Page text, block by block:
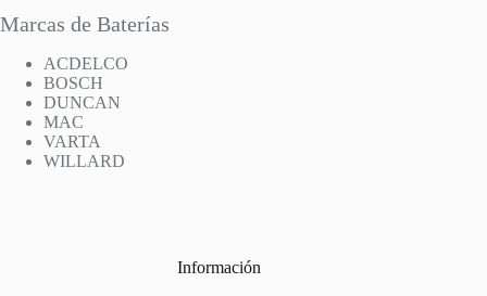
Marcas de Baterías
ACDELCO
BOSCH
DUNCAN
MAC
VARTA
WILLARD
Información